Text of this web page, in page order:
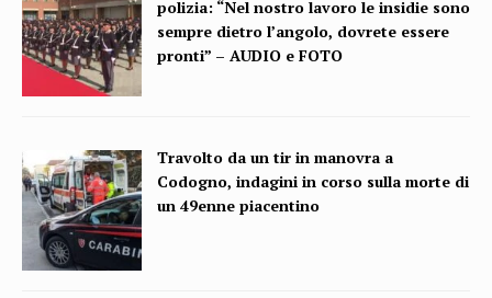
polizia: “Nel nostro lavoro le insidie sono
sempre dietro l’angolo, dovrete essere
pronti” – AUDIO e FOTO
Travolto da un tir in manovra a
Codogno, indagini in corso sulla morte di
un 49enne piacentino